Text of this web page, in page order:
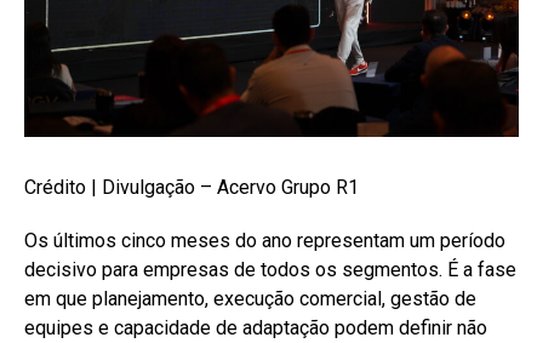
Crédito | Divulgação – Acervo Grupo R1
Os últimos cinco meses do ano representam um período
decisivo para empresas de todos os segmentos. É a fase
em que planejamento, execução comercial, gestão de
equipes e capacidade de adaptação podem definir não